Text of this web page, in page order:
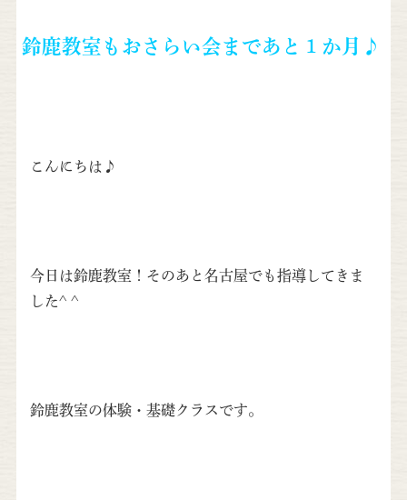
鈴鹿教室もおさらい会まであと１か月♪
こんにちは♪
今日は鈴鹿教室！そのあと名古屋でも指導してきま
した^ ^
鈴鹿教室の体験・基礎クラスです。